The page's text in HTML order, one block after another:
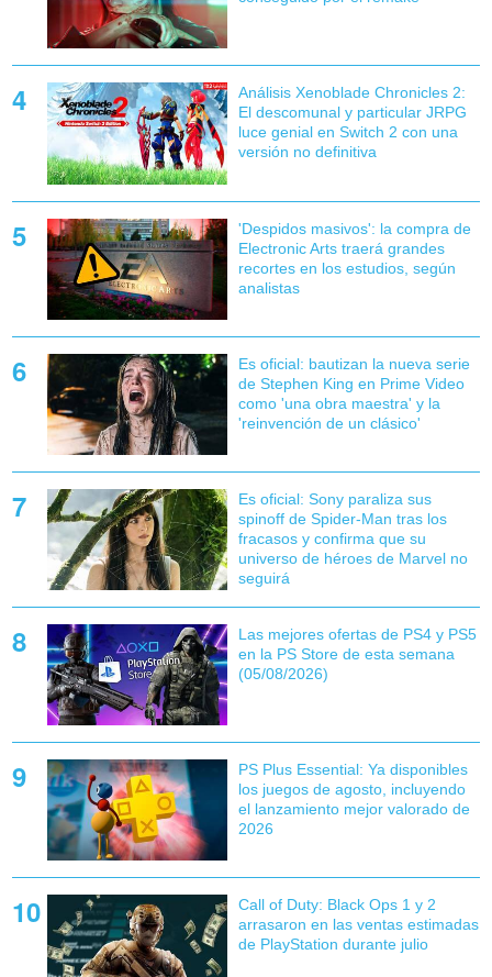
Análisis Xenoblade Chronicles 2:
El descomunal y particular JRPG
luce genial en Switch 2 con una
versión no definitiva
'Despidos masivos': la compra de
Electronic Arts traerá grandes
recortes en los estudios, según
analistas
Es oficial: bautizan la nueva serie
de Stephen King en Prime Video
como 'una obra maestra' y la
'reinvención de un clásico'
Es oficial: Sony paraliza sus
spinoff de Spider-Man tras los
fracasos y confirma que su
universo de héroes de Marvel no
seguirá
Las mejores ofertas de PS4 y PS5
en la PS Store de esta semana
(05/08/2026)
PS Plus Essential: Ya disponibles
los juegos de agosto, incluyendo
el lanzamiento mejor valorado de
2026
Call of Duty: Black Ops 1 y 2
arrasaron en las ventas estimadas
de PlayStation durante julio